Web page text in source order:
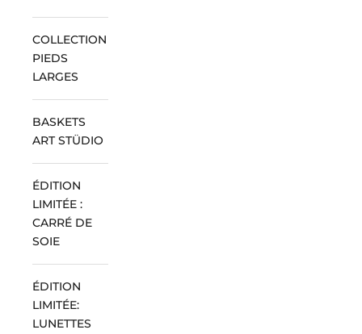
COLLECTION
PIEDS
LARGES
BASKETS
ART STÜDIO
ÉDITION
LIMITÉE :
CARRÉ DE
SOIE
ÉDITION
LIMITÉE:
LUNETTES